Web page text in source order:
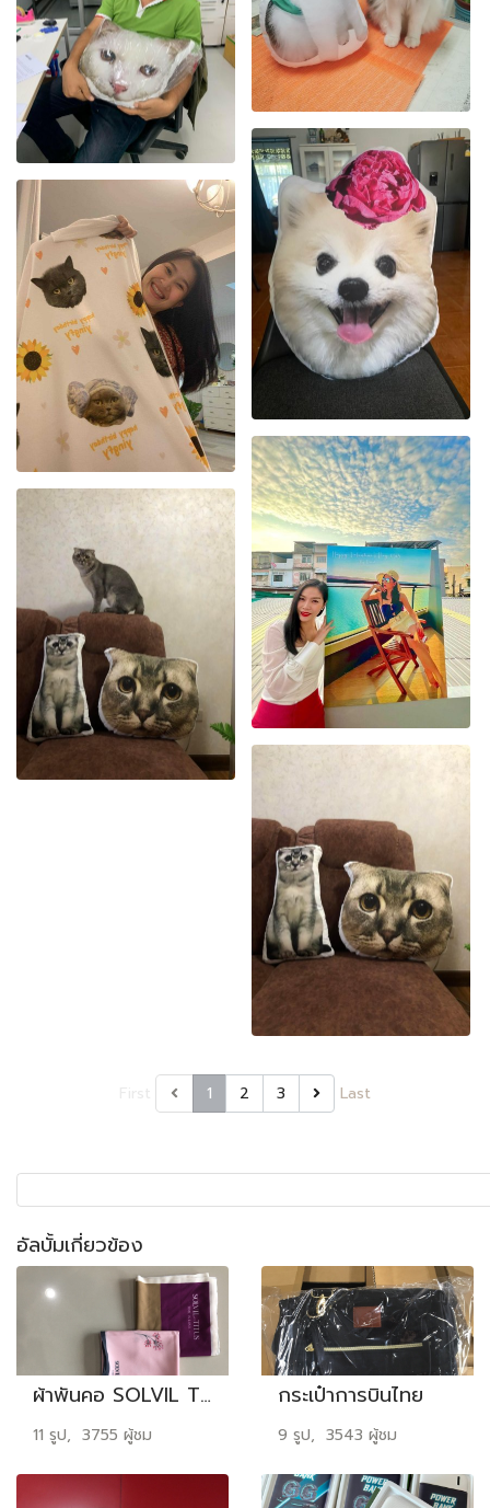
1 2 3 Last
อัลบั้มเกี่ยวข้อง
ผ้าพันคอ SOLVIL TITUS
11 รูป, 3755 ผู้ชม
กระเป๋าการบินไทย
9 รูป, 3543 ผู้ชม